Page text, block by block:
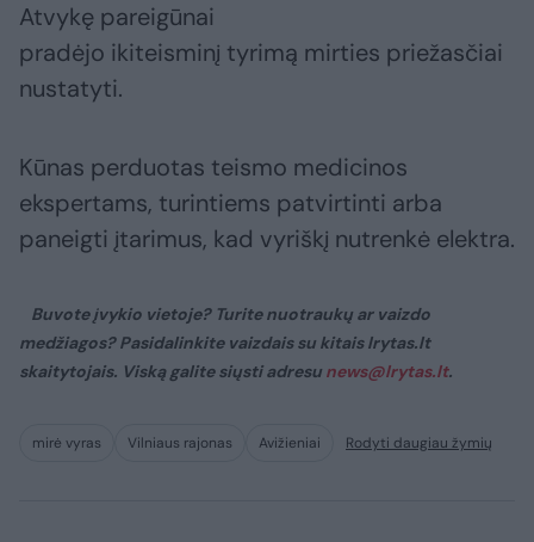
Atvykę pareigūnai
pradėjo ikiteisminį tyrimą mirties priežasčiai
nustatyti.
Kūnas perduotas teismo medicinos
ekspertams, turintiems patvirtinti arba
paneigti įtarimus, kad vyriškį nutrenkė elektra.
Buvote įvykio vietoje? Turite nuotraukų ar vaizdo
medžiagos? Pasidalinkite vaizdais su kitais lrytas.lt
skaitytojais. Viską galite siųsti adresu news@lrytas.lt.
mirė vyras Vilniaus rajonas Avižieniai Rodyti daugiau žymių